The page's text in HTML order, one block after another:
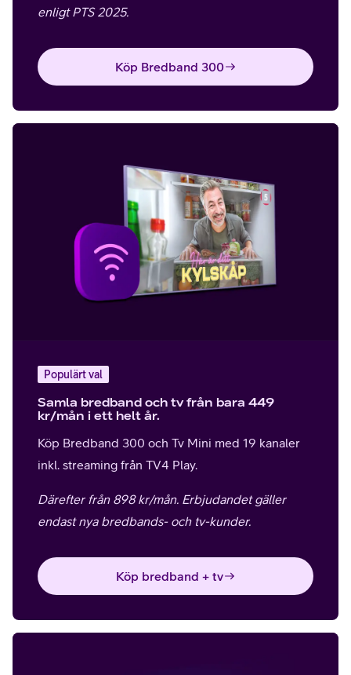
enligt PTS 2025.
Köp Bredband 300
Populärt val
Samla bredband och tv från bara 449
kr/mån i ett helt år.
Köp Bredband 300 och Tv Mini med 19 kanaler
inkl. streaming från TV4 Play.
Därefter från 898 kr/mån. Erbjudandet gäller
endast nya bredbands- och tv-kunder.
Köp bredband + tv